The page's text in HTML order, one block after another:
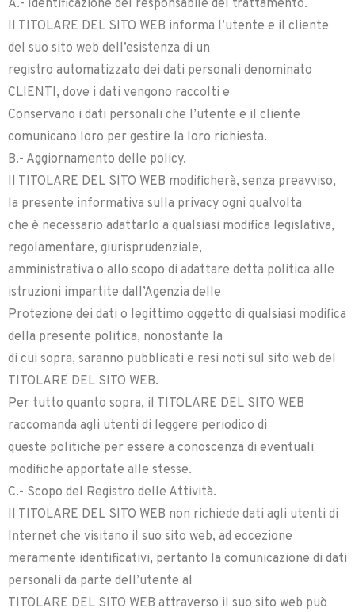
A.- Identificazione del responsabile del trattamento.
Il TITOLARE DEL SITO WEB informa l’utente e il cliente
del suo sito web dell’esistenza di un
registro automatizzato dei dati personali denominato
CLIENTI, dove i dati vengono raccolti e
Conservano i dati personali che l’utente e il cliente
comunicano loro per gestire la loro richiesta.
B.- Aggiornamento delle policy.
Il TITOLARE DEL SITO WEB modificherà, senza preavviso,
la presente informativa sulla privacy ogni qualvolta
che è necessario adattarlo a qualsiasi modifica legislativa,
regolamentare, giurisprudenziale,
amministrativa o allo scopo di adattare detta politica alle
istruzioni impartite dall’Agenzia delle
Protezione dei dati o legittimo oggetto di qualsiasi modifica
della presente politica, nonostante la
di cui sopra, saranno pubblicati e resi noti sul sito web del
TITOLARE DEL SITO WEB.
Per tutto quanto sopra, il TITOLARE DEL SITO WEB
raccomanda agli utenti di leggere periodico di
queste politiche per essere a conoscenza di eventuali
modifiche apportate alle stesse.
C.- Scopo del Registro delle Attività.
Il TITOLARE DEL SITO WEB non richiede dati agli utenti di
Internet che visitano il suo sito web, ad eccezione
meramente identificativi, pertanto la comunicazione di dati
personali da parte dell’utente al
TITOLARE DEL SITO WEB attraverso il suo sito web può